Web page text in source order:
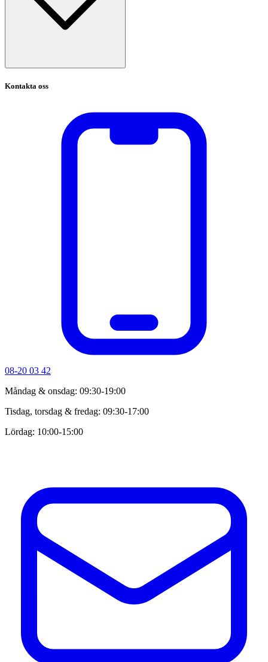
Kontakta oss
08-20 03 42
Måndag & onsdag: 09:30-19:00
Tisdag, torsdag & fredag: 09:30-17:00
Lördag: 10:00-15:00